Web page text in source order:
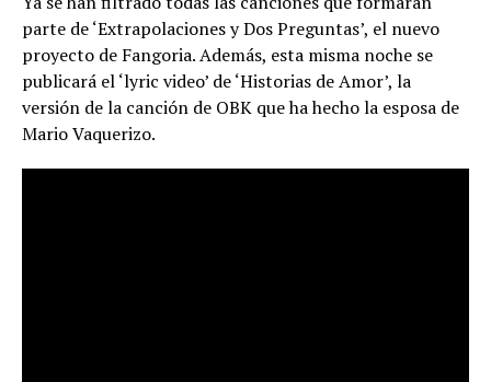
parte de ‘Extrapolaciones y Dos Preguntas’, el nuevo
proyecto de Fangoria. Además, esta misma noche se
publicará el ‘lyric video’ de ‘Historias de Amor’, la
versión de la canción de OBK que ha hecho la esposa de
Mario Vaquerizo.